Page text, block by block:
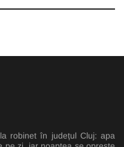
robinet în județul Cluj: apa